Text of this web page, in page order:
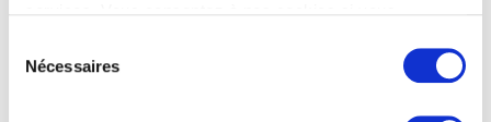
Nécessaires